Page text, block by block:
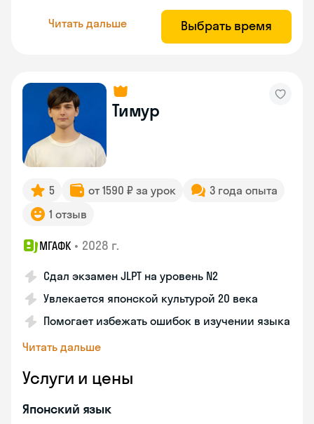
Читать дальше Выбрать время
Тимур
5 от 1590 ₽ за урок
3 года опыта
1 отзыв
МГАФК • 2028 г.
Сдал экзамен JLPT на уровень N2
Увлекается японской культурой 20 века
Помогает избежать ошибок в изучении языка
Читать дальше
Услуги и цены
Японский язык